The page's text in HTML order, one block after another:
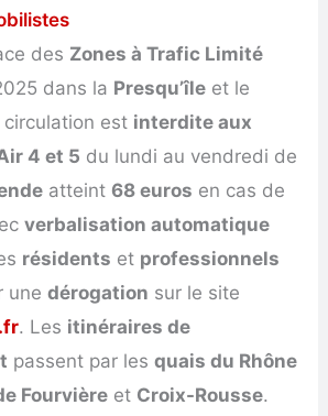
des Zones à Trafic Limité
dans la Presqu’île et le
circulation est interdite aux
4 et 5 du lundi au vendredi de
atteint 68 euros en cas de
verbalisation automatique
résidents et professionnels
unedérogation sur le site
. Les itinéraires de
passent par lesquais du Rhône
Fourvière et Croix-Rousse.